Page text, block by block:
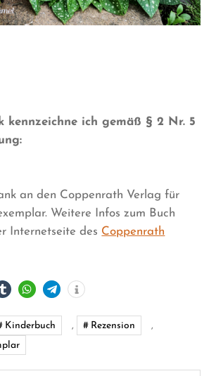
kennzeichne ich gemäß § 2 Nr. 5
an den Coppenrath Verlag für
Weitere Infos zum Buch
Internetseite des Coppenrath
Kinderbuch , Rezension
,